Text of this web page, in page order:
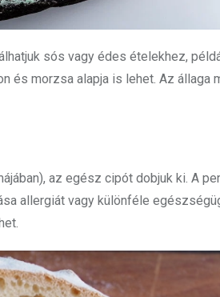
sós vagy édes ételekhez,
és morzsa alapja is lehet. Az állaga
az egész cipót dobjuk ki. A
allergiát vagy különféle